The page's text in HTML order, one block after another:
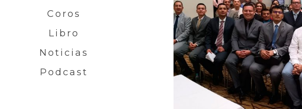
Coros
Libro
Noticias
Podcast